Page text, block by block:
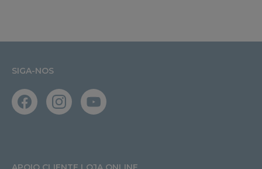
SIGA-NOS